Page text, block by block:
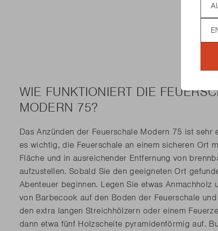
WIE FUNKTIONIERT DIE
MODERN 75?
Das Anzünden der Feuerschale Modern 75 ist sehr
es wichtig, die Feuerschale an einem sicheren Ort
Fläche und in ausreichender Entfernung von
aufzustellen. Sobald Sie den geeigneten Ort
Abenteuer beginnen. Legen Sie etwas Anmachholz
von Barbecook auf den Boden der Feuerschale
den extra langen Streichhölzern oder einem
dann etwa fünf Holzscheite pyramidenförmig auf.